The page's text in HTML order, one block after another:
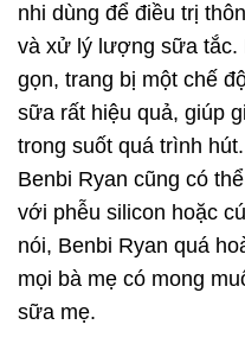
nhi dùng để điều trị
và xử lý lượng sữa tắc.
gọn, trang bị một chế
sữa rất hiệu quả, giúp
trong suốt quá trình
Benbi Ryan cũng có
với phễu silicon hoặc
nói, Benbi Ryan quá
mọi bà mẹ có mong
sữa mẹ.